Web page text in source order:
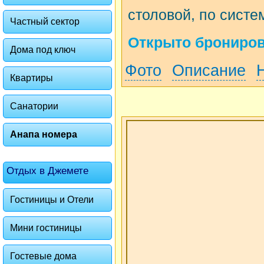
Частный сектор
Дома под ключ
Квартиры
Санатории
Анапа номера
Отдых в Джемете
Гостиницы и Отели
Мини гостиницы
Гостевые дома
столовой, по
Открыто
Фото Описание